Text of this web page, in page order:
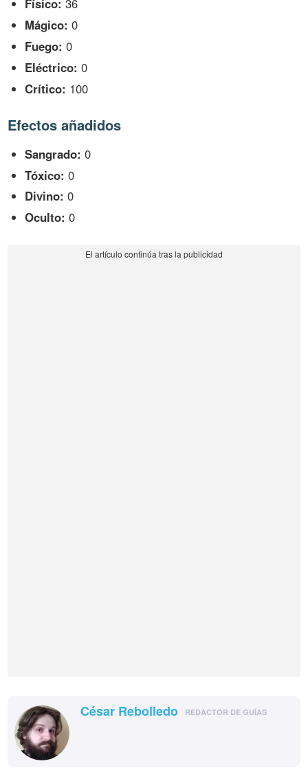
Físico: 36
Mágico: 0
Fuego: 0
Eléctrico: 0
Crítico: 100
Efectos añadidos
Sangrado: 0
Tóxico: 0
Divino: 0
Oculto: 0
César Rebolledo REDACTOR DE GUÍAS